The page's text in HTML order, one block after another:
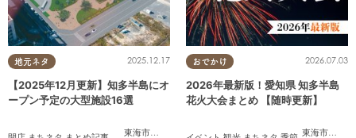
地元ネタ
東海市
,大府市 知多市 東浦町,常滑市, 武豊町
2025.12.17
【2025年12月更新】知多半島にオ
ープン予定の大型施設16選
おでかけ
東海市
,大府
2026.07.03
2026年最新版！愛知県 知多半島
花火大会まとめ 【随時更新】